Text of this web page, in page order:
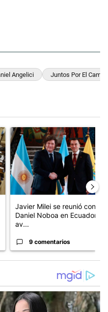
Angelici Juntos Por El
título "El Senado dio media
Un artículo de tendencia con
Javier Milei se reunió con
Daniel Noboa en Ecuador y
av...
9 comentarios